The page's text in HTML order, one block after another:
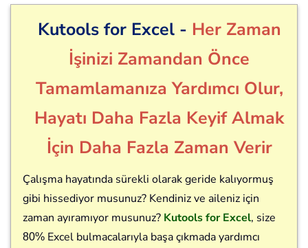
Kutools for Excel - Her Zaman
İşinizi Zamandan Önce
Tamamlamanıza Yardımcı Olur,
Hayatı Daha Fazla Keyif Almak
İçin Daha Fazla Zaman Verir
Çalışma hayatında sürekli olarak geride kalıyormuş
gibi hissediyor musunuz? Kendiniz ve aileniz için
zaman ayıramıyor musunuz? Kutools for Excel, size
80% Excel bulmacalarıyla başa çıkmada yardımcı